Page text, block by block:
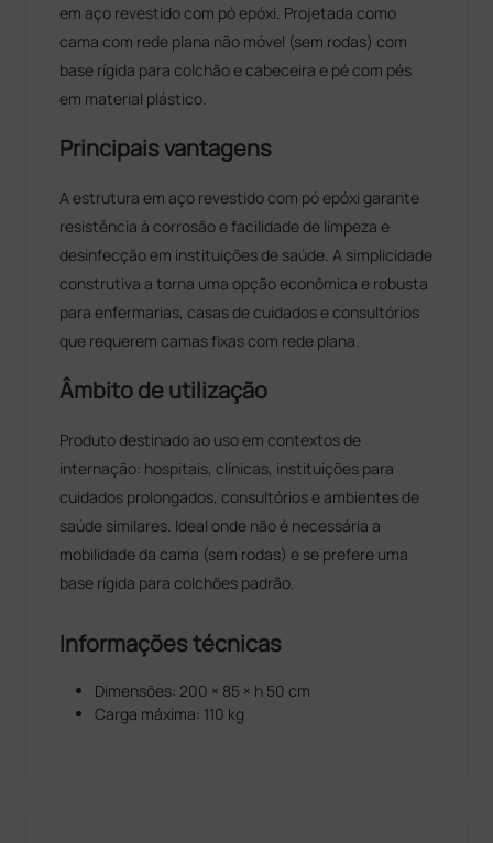
em aço revestido com pó epóxi. Projetada como
cama com rede plana não móvel (sem rodas) com
base rígida para colchão e cabeceira e pé com pés
em material plástico.
Principais vantagens
A estrutura em aço revestido com pó epóxi garante
resistência à corrosão e facilidade de limpeza e
desinfecção em instituições de saúde. A simplicidade
construtiva a torna uma opção econômica e robusta
para enfermarias, casas de cuidados e consultórios
que requerem camas fixas com rede plana.
Âmbito de utilização
Produto destinado ao uso em contextos de
internação: hospitais, clínicas, instituições para
cuidados prolongados, consultórios e ambientes de
saúde similares. Ideal onde não é necessária a
mobilidade da cama (sem rodas) e se prefere uma
base rígida para colchões padrão.
Informações técnicas
Dimensões: 200 × 85 × h 50 cm
Carga máxima: 110 kg